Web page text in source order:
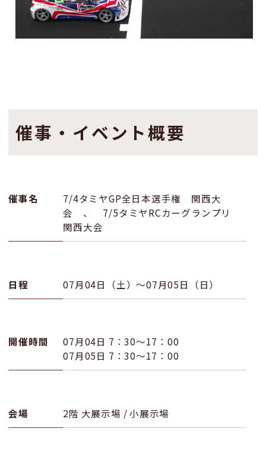
催事・イベント概要
催事名
7/4タミヤGP全日本選手権 関西大
会 、 7/5タミヤRCカーグランプリ
関西大会
日程 07月04日（土）〜07月05日（日）
開催時間
07月04日 7：30〜17：00
07月05日 7：30〜17：00
会場 2階 大展示場 / 小展示場